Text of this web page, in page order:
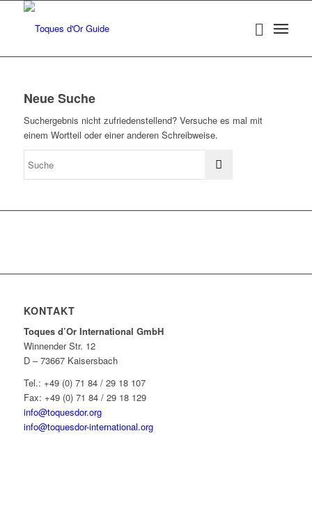
Neue Suche
Suchergebnis nicht zufriedenstellend? Versuche es mal mit
einem Wortteil oder einer anderen Schreibweise.
KONTAKT
Toques d’Or International GmbH
Winnender Str. 12
D – 73667 Kaisersbach
Tel.: +49 (0) 71 84 / 29 18 107
Fax: +49 (0) 71 84 / 29 18 129
info@toquesdor.org
info@toquesdor-international.org